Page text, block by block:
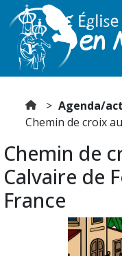
Agenda/
Chemin de croix
Chemin de
Calvaire de
France